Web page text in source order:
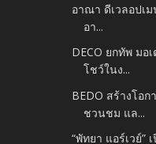
อาณา ดีเวลอปเ
อา...
DECO ยกทัพ มอ
โชว์ในง...
BEDO สร้างโ
ชวนชม แล...
“พัทยา แอร์เวย์”